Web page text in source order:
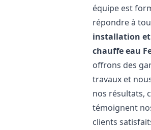
équipe est
répondre à
installation
chauffe eau
offrons des
travaux et
nos résultats,
témoignent
clients